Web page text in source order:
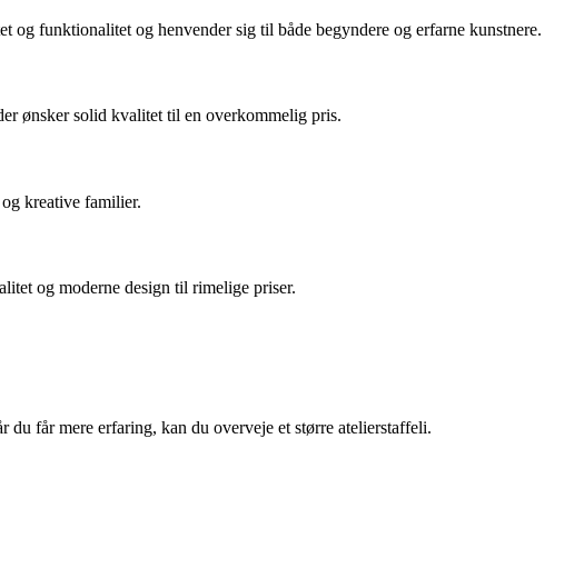
funktionalitet og henvender sig til både begyndere og erfarne kunstnere.
ønsker solid kvalitet til en overkommelig pris.
kreative familier.
og moderne design til rimelige priser.
får mere erfaring, kan du overveje et større atelierstaffeli.